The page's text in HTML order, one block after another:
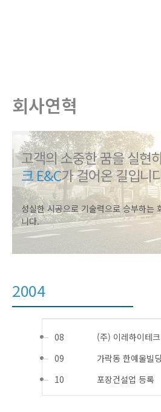
회사연혁
고객의 소중한 꿈을 실현
크 E&C가 걸어온 길입니
성실한 시공으로 기술력으로 승부하는
니다.
2004
08
(주) 이레하이테
09
가락동 한예울빌
10
포장건설업 등록